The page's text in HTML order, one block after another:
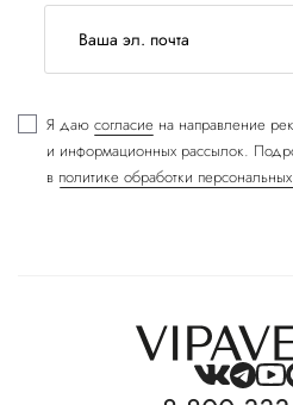
Я даю согласие на направление
и информационных рассылок.
в политике обработки